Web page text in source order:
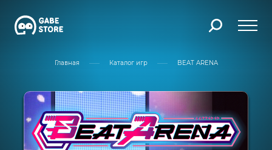
Главная Каталог игр BEAT ARENA